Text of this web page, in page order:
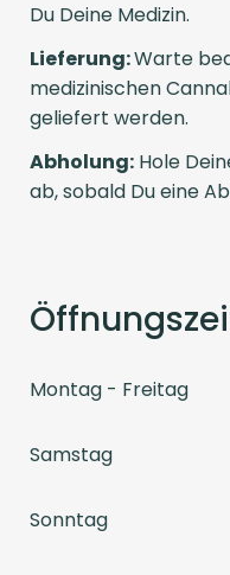
Du Deine Medizin.
Lieferung:Warte
medizinischen
geliefert werden.
Abholung: Hole
ab, sobald Du eine
Montag - Freitag
Samstag
Sonntag